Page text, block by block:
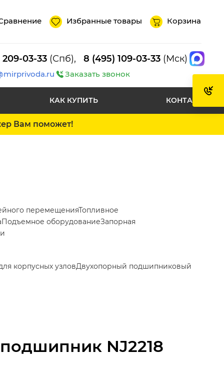
Избранные товары Корзина
209-03-33 (Спб), 8 (495) 109-03-33 (Мск)
Заказать звонок
КАК КУПИТЬ КОНТАКТЫ
Вам поможет!
NJ2218
перемещенияТопливное
Подъемное оборудованиеЗапорная
корпусных узловДвухопорный подшипниковый